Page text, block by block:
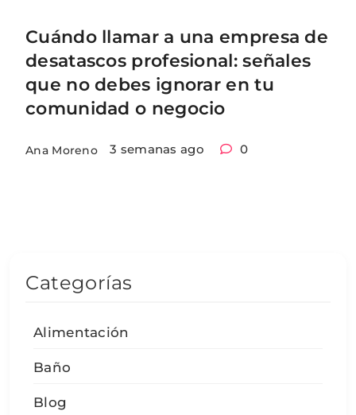
Cuándo llamar a una empresa de
desatascos profesional: señales
que no debes ignorar en tu
comunidad o negocio
Ana Moreno 3 semanas ago 0
Categorías
Alimentación
Baño
Blog